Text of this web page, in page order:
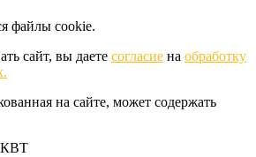
файлы cookie.
сайт, вы даете согласие на обработку
на сайте, может содержать
КВТ